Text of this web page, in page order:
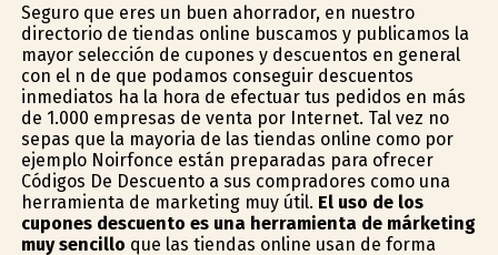
Seguro que eres un buen ahorrador, en nuestro
directorio de tiendas online buscamos y publicamos la
mayor selección de cupones y descuentos en general
con el fin de que podamos conseguir descuentos
inmediatos ha la hora de efectuar tus pedidos en más
de 1.000 empresas de venta por Internet. Tal vez no
sepas que la mayoria de las tiendas online como por
ejemplo Noirfonce están preparadas para ofrecer
Códigos De Descuento a sus compradores como una
herramienta de marketing muy útil. El uso de los
cupones descuento es una herramienta de márketing
muy sencillo que las tiendas online usan de forma